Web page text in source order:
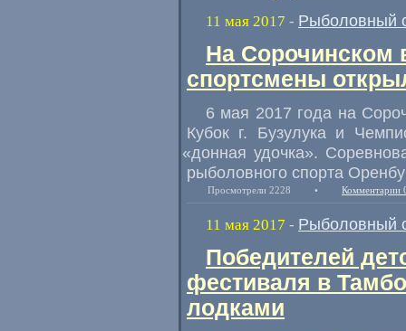
11 мая 2017 - Рыболовный
На Сорочинском
спортсмены
6 мая 2017 года на
Кубок г. Бузулука и
«донная удочка».
рыболовного спорта
Просмотрели 2228 • Комментарии
11 мая 2017 - Рыболовный
Победителей
фестиваля в
лодками